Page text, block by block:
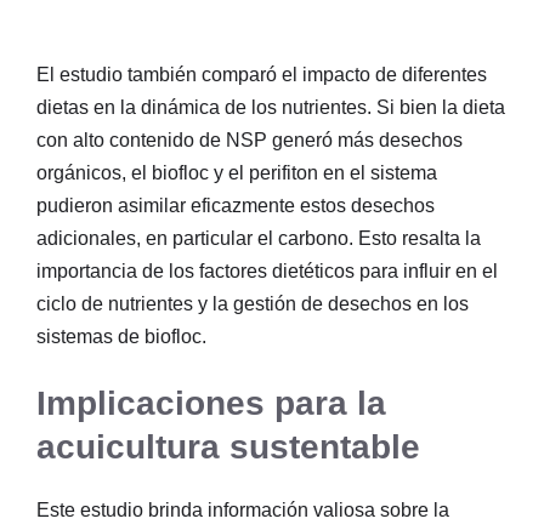
El estudio también comparó el impacto de diferentes
dietas en la dinámica de los nutrientes. Si bien la dieta
con alto contenido de NSP generó más desechos
orgánicos, el biofloc y el perifiton en el sistema
pudieron asimilar eficazmente estos desechos
adicionales, en particular el carbono. Esto resalta la
importancia de los factores dietéticos para influir en el
ciclo de nutrientes y la gestión de desechos en los
sistemas de biofloc.
Implicaciones para la
acuicultura sustentable
Este estudio brinda información valiosa sobre la